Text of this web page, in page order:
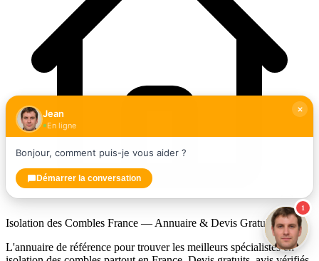
Isolation des Combles France — Annuaire & Devis Gratuit
L'annuaire de référence pour trouver les meilleurs spécialistes en
1
Jean
En ligne
Bonjour, comment puis-je vous aider ?
Démarrer la conversation